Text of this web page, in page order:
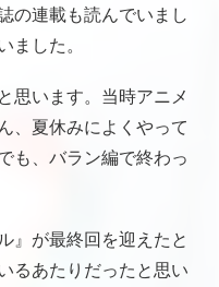
の連載も読んでいまし
ました。
思います。当時アニメ
、夏休みによくやって
も、バラン編で終わっ
』が最終回を迎えたと
るあたりだったと思い